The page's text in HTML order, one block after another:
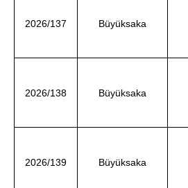
2026/137 Büyüksaka
2026/138 Büyüksaka
2026/139 Büyüksaka